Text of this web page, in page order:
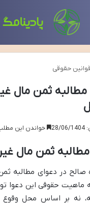
قوانین حقوقی
مطالبه ثمن مال
خواندن این مطلب 18 دقیقه زمان
ثمن مال
صالح در دعوای مطالبه
ماهیت حقوقی این دعوا
نه بر اساس محل